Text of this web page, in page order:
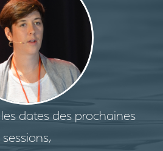
dates des prochaines
sessions,